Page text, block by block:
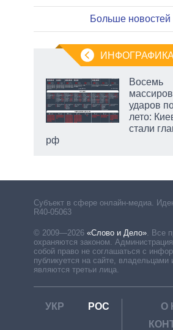
Больше новостей
ИНФОГРАФИКА
Восемь
ударов
лето:
стали
рф
Субъект в сфере онлайн-медиа.
R40-05063
© 2009—2026 «Слово и Дело». Все
охраняются законом. Администрация
собой право не соглашаться с
публикуется на сайте, владельцами
являются третьи лица.
УКР РОС
О